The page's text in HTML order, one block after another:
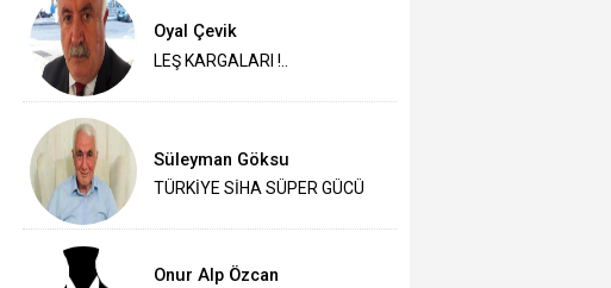
Oyal Çevik
LEŞ KARGALARI !..
Süleyman Göksu
TÜRKİYE SİHA SÜPER GÜCÜ
Onur Alp Özcan